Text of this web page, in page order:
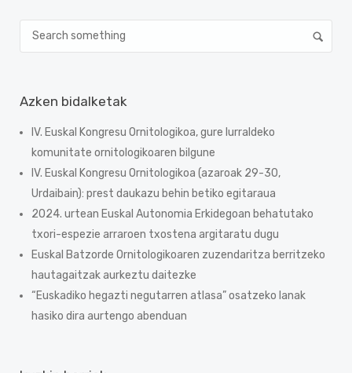
Azken bidalketak
IV. Euskal Kongresu Ornitologikoa, gure lurraldeko
komunitate ornitologikoaren bilgune
IV. Euskal Kongresu Ornitologikoa (azaroak 29-30,
Urdaibain): prest daukazu behin betiko egitaraua
2024. urtean Euskal Autonomia Erkidegoan behatutako
txori-espezie arraroen txostena argitaratu dugu
Euskal Batzorde Ornitologikoaren zuzendaritza berritzeko
hautagaitzak aurkeztu daitezke
“Euskadiko hegazti negutarren atlasa” osatzeko lanak
hasiko dira aurtengo abenduan